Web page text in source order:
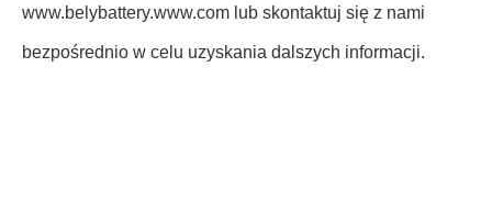
www.belybattery.www.com lub skontaktuj się z nami
bezpośrednio w celu uzyskania dalszych informacji.